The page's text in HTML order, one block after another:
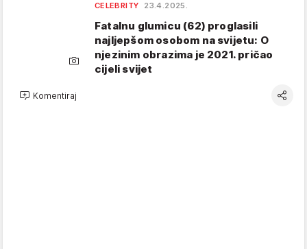
CELEBRITY 23.4.2025.
Fatalnu glumicu (62) proglasili
najljepšom osobom na svijetu: O
njezinim obrazima je 2021. pričao
cijeli svijet
Komentiraj